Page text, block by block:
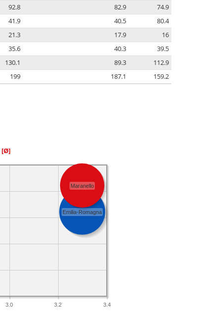
92.8 82.9
74.9
41.9 40.5
80.4
21.3 17.9
16
35.6 40.3
39.5
130.1 89.3
112.9
199 187.1 159.2
[Ø]
3.0 3.2 3.4
Emilia-Romagna
Maranello